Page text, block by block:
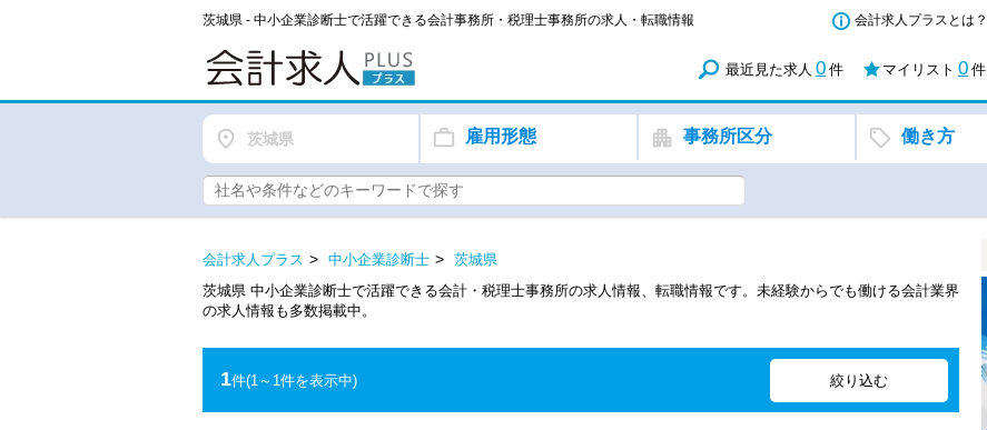
茨城県 - 中小企業診断士で活躍できる会計事務所・税理士事務所の求人・転職情報 会計求人プラスとは？
最近見た求人 0 件 マイリスト 0 件
茨城県 雇用形態 事務所区分 働き方
会計求人プラス 中小企業診断士
茨城県
茨城県 中小企業診断士で活躍できる会計・税理士事務所の求人情報、転職情報です。未経験からでも働ける会計業界
の求人情報も多数掲載中。
1件(1～1件を表示中)